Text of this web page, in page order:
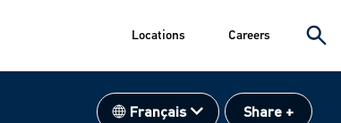
Locations Careers
Français Share